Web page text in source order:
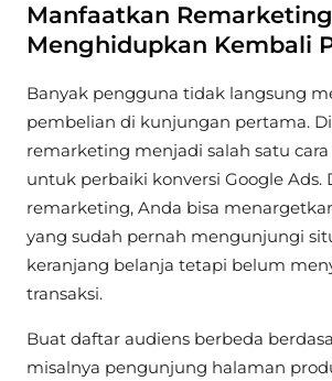
Manfaatkan
Menghidupkan Kembali
Banyak pengguna tidak langsung
pembelian di kunjungan pertama.
remarketing menjadi salah satu
untuk perbaiki konversi Google Ads.
remarketing, Anda bisa
yang sudah pernah mengunjungi
keranjang belanja tetapi belum
transaksi.
Buat daftar audiens berbeda
misalnya pengunjung halaman